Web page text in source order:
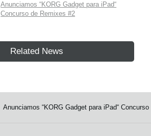
Anunciamos “KORG Gadget para iPad“
Concurso de Remixes #2
Related News
Anunciamos “KORG Gadget para iPad“